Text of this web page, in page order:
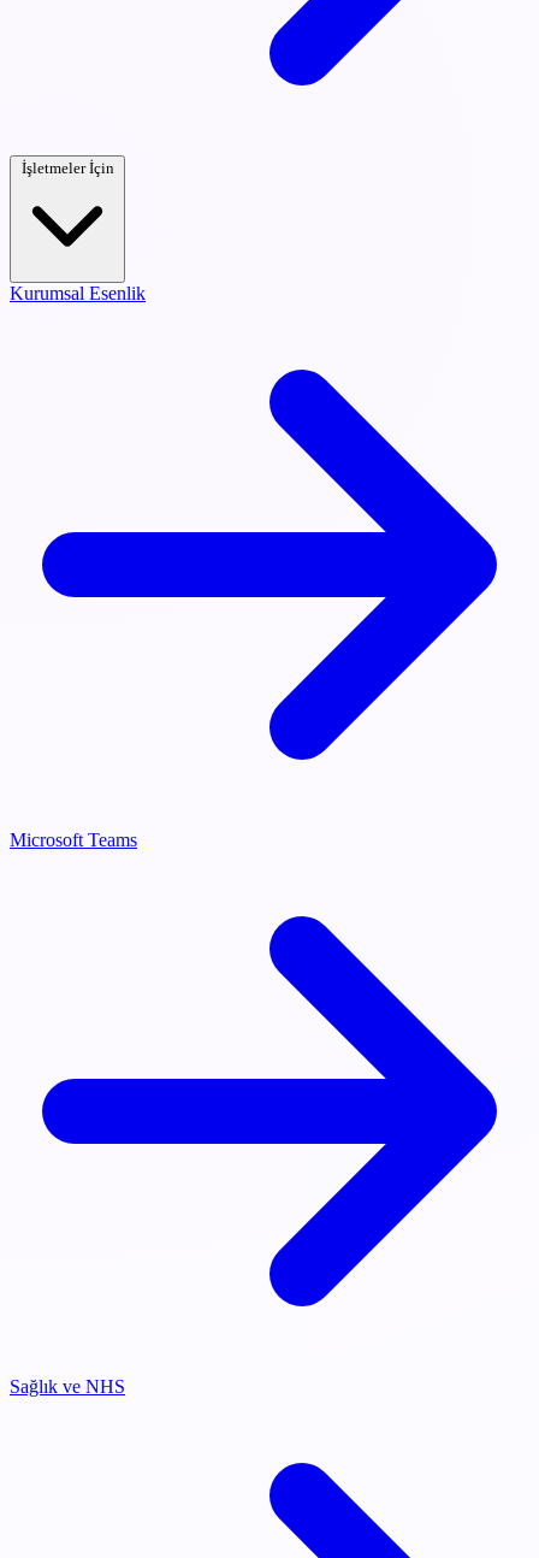
İşletmeler İçin
Kurumsal Esenlik
Microsoft Teams
Sağlık ve NHS